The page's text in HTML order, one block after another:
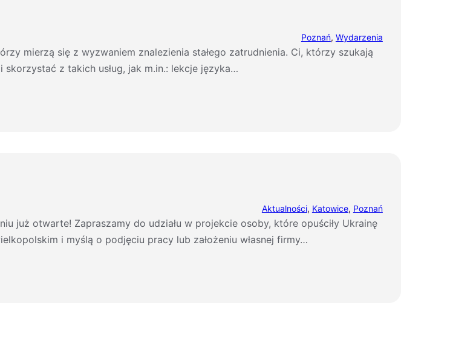
Poznań, Wydarzenia
mierzą się z wyzwaniem znalezienia stałego zatrudnienia. Ci, którzy szukają
z takich usług, jak m.in.: lekcje języka…
Aktualności, Katowice, Poznań
już otwarte! Zapraszamy do udziału w projekcie osoby, które opuściły Ukrainę
i myślą o podjęciu pracy lub założeniu własnej firmy…